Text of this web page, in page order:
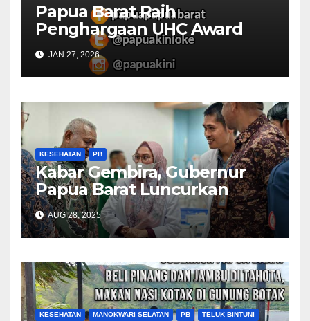
Papua Barat Raih
Penghargaan UHC Award
BPJS Kesehatan
JAN 27, 2026
KESEHATAN PB
Kabar Gembira, Gubernur
Papua Barat Luncurkan
Layanan Cuci Darah, Harap
BPJS Kesehatan Dukung
AUG 28, 2025
KESEHATAN MANOKWARI SELATAN PB TELUK BINTUNI